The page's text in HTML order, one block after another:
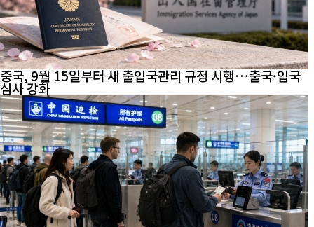
중국, 9월 15일부터 새 출입국관리 규정 시행…출국·입국
심사 강화